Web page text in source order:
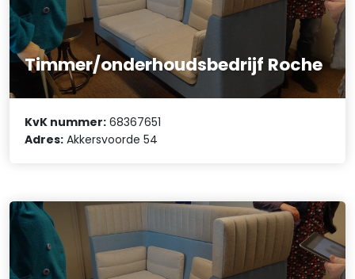
Timmer/onderhoudsbedrijf Roche
KvK nummer: 68367651
Adres: Akkersvoorde 54